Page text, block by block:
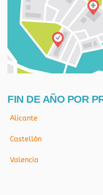
FIN DE AÑO POR
Alicante
Castellón
Valencia